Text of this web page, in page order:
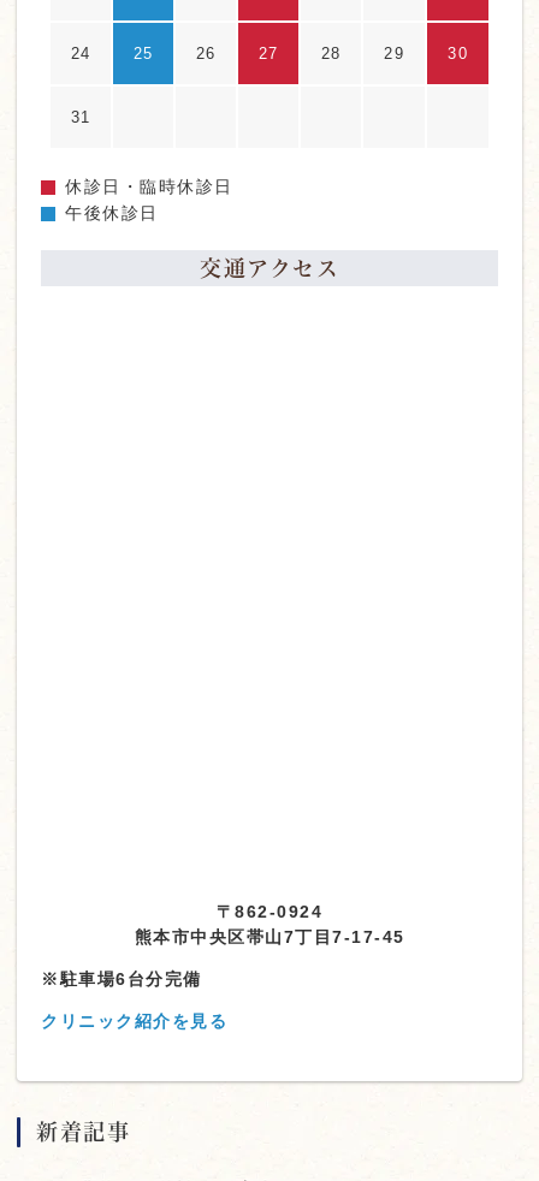
24 25 26 27 28 29 30
31
休診日・臨時休診日
午後休診日
交通アクセス
〒862-0924
熊本市中央区帯山7丁目7-17-45
※駐車場6台分完備
クリニック紹介を見る
新着記事